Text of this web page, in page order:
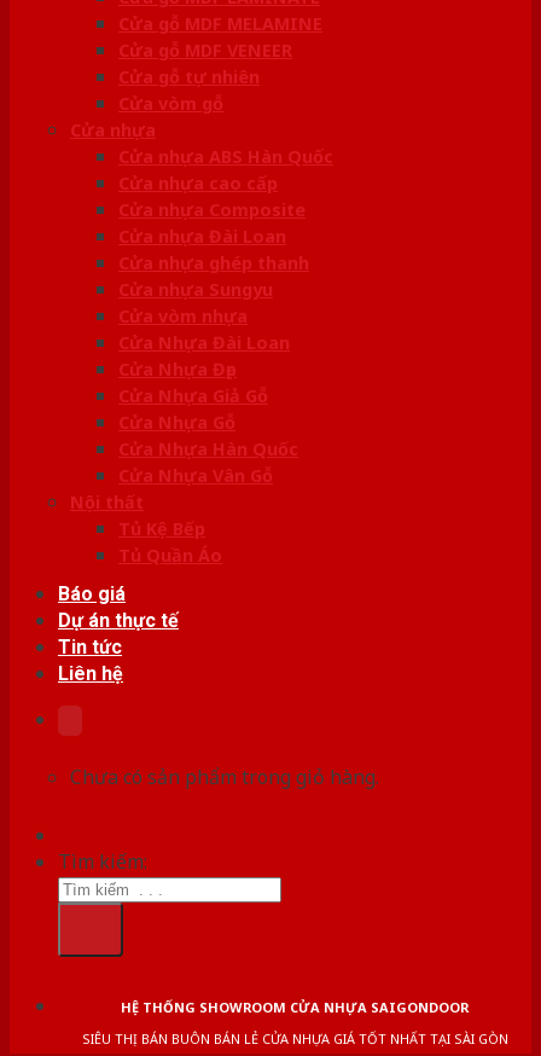
Cửa gỗ MDF MELAMINE
Cửa gỗ MDF VENEER
Cửa gỗ tự nhiên
Cửa vòm gỗ
Cửa nhựa
Cửa nhựa ABS Hàn Quốc
Cửa nhựa cao cấp
Cửa nhựa Composite
Cửa nhựa Đài Loan
Cửa nhựa ghép thanh
Cửa nhựa Sungyu
Cửa vòm nhựa
Cửa Nhựa Đài Loan
Cửa Nhựa Đẹp
Cửa Nhựa Giả Gỗ
Cửa Nhựa Gỗ
Cửa Nhựa Hàn Quốc
Cửa Nhựa Vân Gỗ
Nội thất
Tủ Kệ Bếp
Tủ Quần Áo
Báo giá
Dự án thực tế
Tin tức
Liên hệ
Chưa có sản phẩm trong giỏ hàng.
Tìm kiếm:
HỆ THỐNG SHOWROOM CỬA NHỰA SAIGONDOOR
SIÊU THỊ BÁN BUÔN BÁN LẺ CỬA NHỰA GIÁ TỐT NHẤT TẠI SÀI GÒN